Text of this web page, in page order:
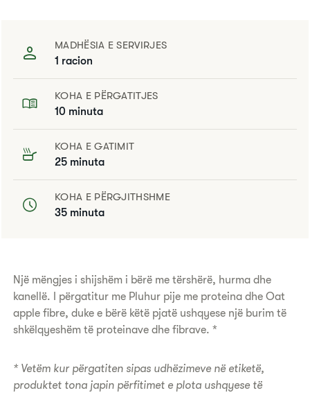
MADHËSIA E SERVIRJES
1 racion
KOHA E PËRGATITJES
10 minuta
KOHA E GATIMIT
25 minuta
KOHA E PËRGJITHSHME
35 minuta
​Një mëngjes i shijshëm i bërë me tërshërë, hurma dhe
kanellë. I përgatitur me Pluhur pije me proteina dhe Oat
apple fibre, duke e bërë këtë pjatë ushqyese një burim të
shkëlqyeshëm të proteinave dhe fibrave. *
* Vetëm kur përgatiten sipas udhëzimeve në etiketë,
produktet tona japin përfitimet e plota ushqyese të